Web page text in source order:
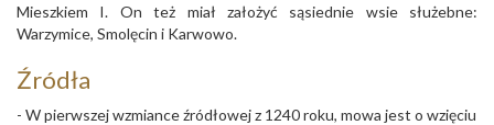
Mieszkiem I. On też miał założyć sąsiednie wsie służebne:
Warzymice, Smolęcin i Karwowo.
Źródła
- W pierwszej wzmiance źródłowej z 1240 roku, mowa jest o wzięciu